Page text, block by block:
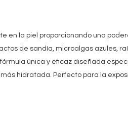
en la piel proporcionando una
de sandía, microalgas azules,
única y eficaz diseñada
hidratada. Perfecto para la